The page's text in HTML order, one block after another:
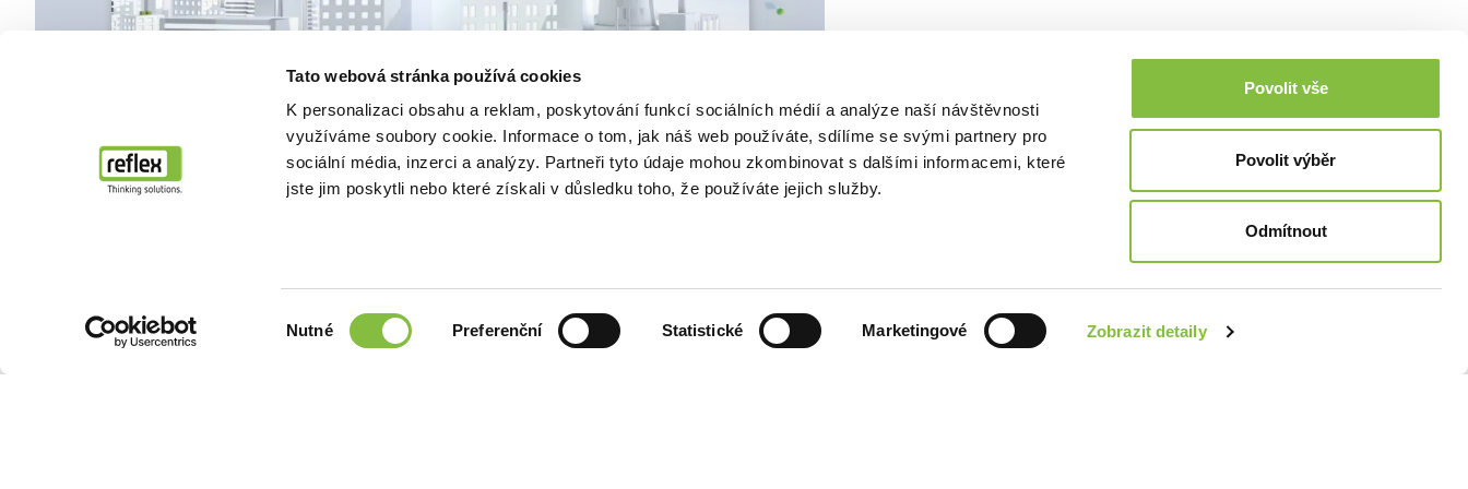
Tato webová stránka používá cookies
K personalizaci obsahu a reklam, poskytování funkcí sociálních médií a analýze naší návštěvnosti
využíváme soubory cookie. Informace o tom, jak náš web používáte, sdílíme se svými partnery pro
sociální média, inzerci a analýzy. Partneři tyto údaje mohou zkombinovat s dalšími informacemi, které
jste jim poskytli nebo které získali v důsledku toho, že používáte jejich služby.
Nutné Preferenční Statistické Marketingové Zobrazit detaily
Povolit vše
Povolit výběr
Odmítnout